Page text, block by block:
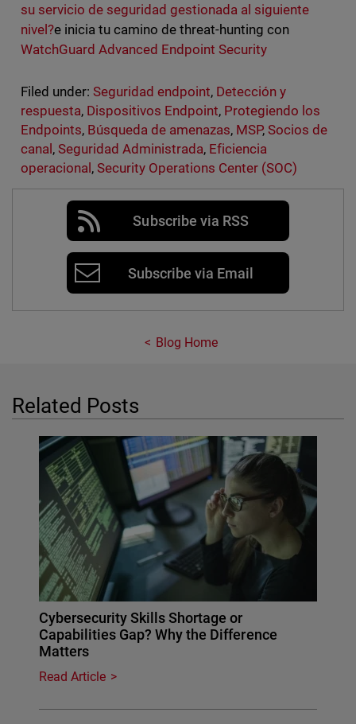
su servicio de seguridad gestionada al siguiente
nivel?e inicia tu camino de threat-hunting con
WatchGuard Advanced Endpoint Security
Filed under: Seguridad endpoint, Detección y
respuesta, Dispositivos Endpoint, Protegiendo los
Endpoints, Búsqueda de amenazas, MSP,Socios de
canal, Seguridad Administrada, Eficiencia
operacional, Security Operations Center (SOC)
Subscribe via RSS
Subscribe via Email
Blog Home
Related Posts
Cybersecurity Skills Shortage or
Capabilities Gap? Why the Difference
Matters
Read Article